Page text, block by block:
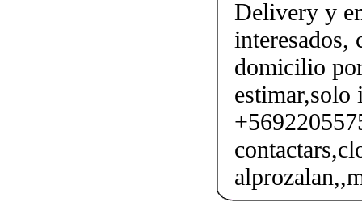
Delivery y
interesados,
domicilio
estimar,solo